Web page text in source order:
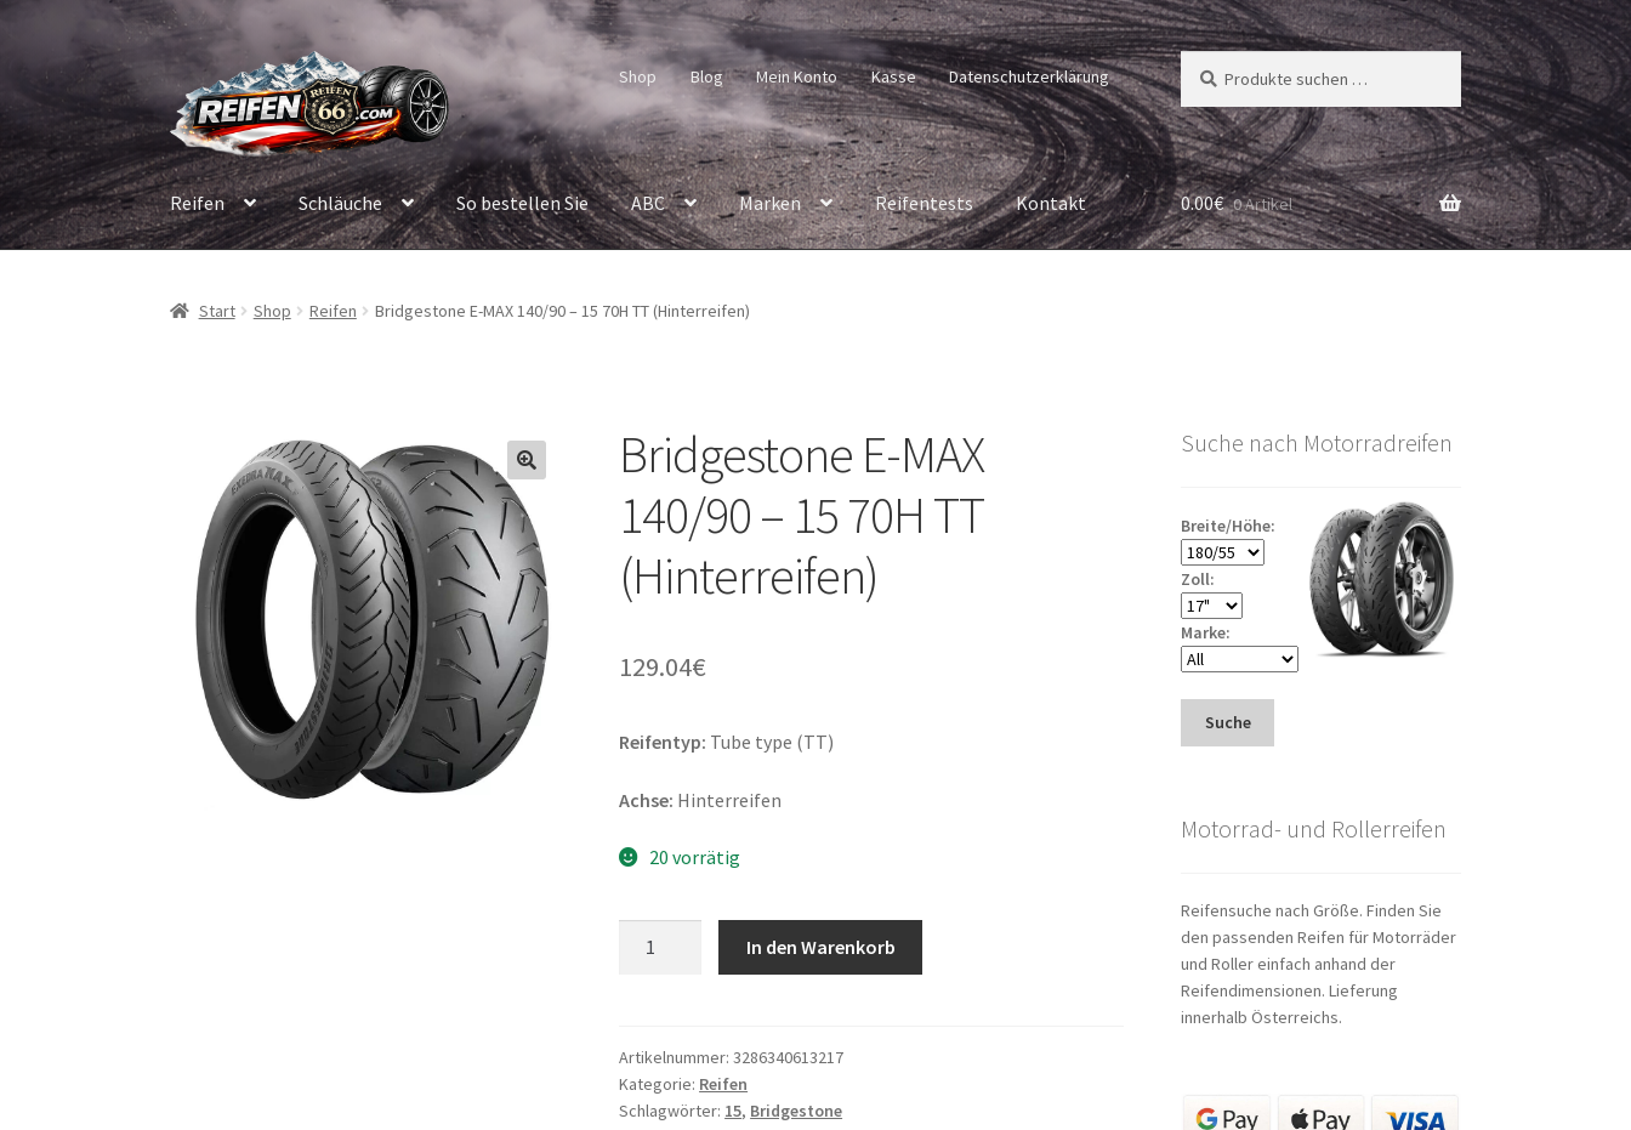
Navigation
springen
Inhalt
springen
Shop Blog Mein Konto Kasse Datenschutzerklärung
Suchen
nach:
Suchen
Reifen Schläuche So bestellen Sie ABC Marken Reifentests Kontakt 0.00€ 0 Artikel
Start Shop Reifen Bridgestone E-MAX 140/90 – 15 70H TT (Hinterreifen)
Bridgestone E-MAX
140/90 – 15 70H TT
(Hinterreifen)
129.04€
Reifentyp: Tube type (TT)
Achse: Hinterreifen
20 vorrätig
-
15
70H
In den Warenkorb
Artikelnummer:3286340613217
Kategorie: Reifen
Schlagwörter: 15, Bridgestone
Suche nach Motorradreifen
Breite/Höhe:
Zoll:
Marke:
Suche
Motorrad- und Rollerreifen
Reifensuche nach Größe. Finden Sie
den passenden Reifen für Motorräder
und Roller einfach anhand der
Reifendimensionen. Lieferung
innerhalb Österreichs.